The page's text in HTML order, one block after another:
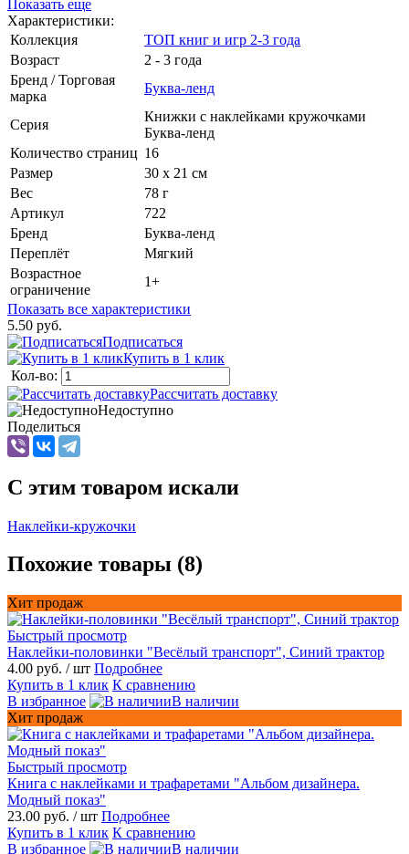
Показать еще
Характеристики:
Коллекция
ТОП книг и игр 2-3 года
Возраст
2 - 3 года
Бренд / Торговая
марка
Буква-ленд
Серия
Книжки с наклейками кружочками
Буква-ленд
Количество страниц 16
Размер
30 х 21 см
Вес
78 г
Артикул
722
Бренд
Буква-ленд
Переплёт
Мягкий
Возрастное
ограничение
1+
Показать все характеристики
5.50 руб.
Подписаться
Купить в 1 клик
Кол-во:
Рассчитать доставку
Недоступно
Поделиться
C этим товаром искали
Наклейки-кружочки
Похожие товары (8)
Хит продаж
Быстрый просмотр
Наклейки-половинки "Весёлый транспорт", Синий трактор
4.00 руб. / шт Подробнее
Купить в 1 клик К сравнению
В избранное
В наличии
Хит продаж
Быстрый просмотр
Книга с наклейками и трафаретами "Альбом дизайнера.
Модный показ"
23.00 руб. / шт Подробнее
Купить в 1 клик К сравнению
В избранное
В наличии